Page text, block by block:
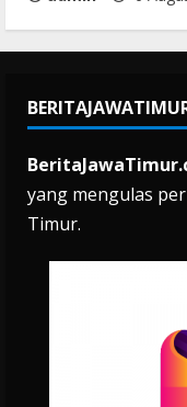
yang mengulas
Timur.